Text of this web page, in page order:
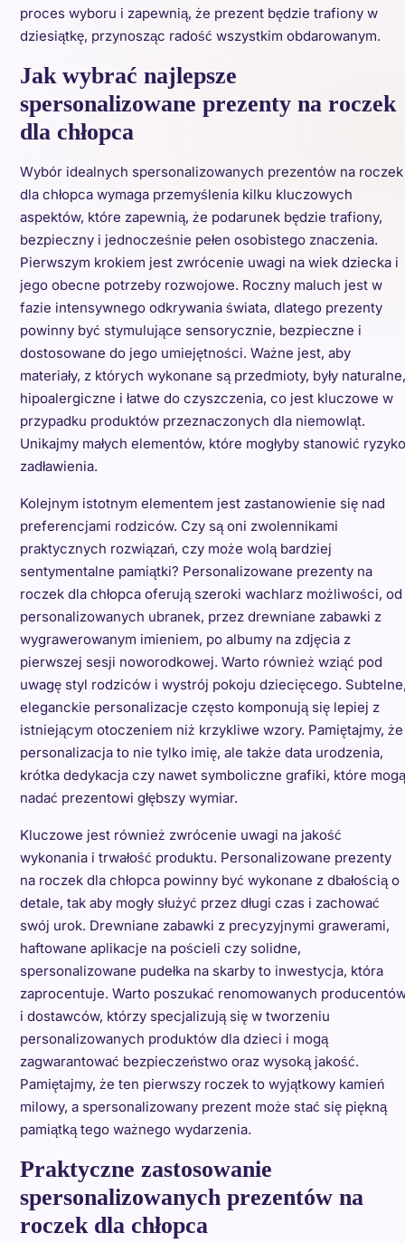
proces wyboru i zapewnią, że prezent będzie trafiony w
dziesiątkę, przynosząc radość wszystkim obdarowanym.
Jak wybrać najlepsze
spersonalizowane prezenty na roczek
dla chłopca
Wybór idealnych spersonalizowanych prezentów na roczek
dla chłopca wymaga przemyślenia kilku kluczowych
aspektów, które zapewnią, że podarunek będzie trafiony,
bezpieczny i jednocześnie pełen osobistego znaczenia.
Pierwszym krokiem jest zwrócenie uwagi na wiek dziecka i
jego obecne potrzeby rozwojowe. Roczny maluch jest w
fazie intensywnego odkrywania świata, dlatego prezenty
powinny być stymulujące sensorycznie, bezpieczne i
dostosowane do jego umiejętności. Ważne jest, aby
materiały, z których wykonane są przedmioty, były naturalne,
hipoalergiczne i łatwe do czyszczenia, co jest kluczowe w
przypadku produktów przeznaczonych dla niemowląt.
Unikajmy małych elementów, które mogłyby stanowić ryzyko
zadławienia.
Kolejnym istotnym elementem jest zastanowienie się nad
preferencjami rodziców. Czy są oni zwolennikami
praktycznych rozwiązań, czy może wolą bardziej
sentymentalne pamiątki? Personalizowane prezenty na
roczek dla chłopca oferują szeroki wachlarz możliwości, od
personalizowanych ubranek, przez drewniane zabawki z
wygrawerowanym imieniem, po albumy na zdjęcia z
pierwszej sesji noworodkowej. Warto również wziąć pod
uwagę styl rodziców i wystrój pokoju dziecięcego.
eleganckie personalizacje często komponują się lepiej z
istniejącym otoczeniem niż krzykliwe wzory. Pamiętajmy, że
personalizacja to nie tylko imię, ale także data urodzenia,
krótka dedykacja czy nawet symboliczne grafiki, które mogą
nadać prezentowi głębszy wymiar.
Kluczowe jest również zwrócenie uwagi na jakość
wykonania i trwałość produktu. Personalizowane prezenty
na roczek dla chłopca powinny być wykonane z dbałością o
detale, tak aby mogły służyć przez długi czas i zachować
swój urok. Drewniane zabawki z precyzyjnymi grawerami,
haftowane aplikacje na pościeli czy solidne,
spersonalizowane pudełka na skarby to inwestycja, która
zaprocentuje. Warto poszukać renomowanych
i dostawców, którzy specjalizują się w tworzeniu
personalizowanych produktów dla dzieci i mogą
zagwarantować bezpieczeństwo oraz wysoką jakość.
Pamiętajmy, że ten pierwszy roczek to wyjątkowy kamień
milowy, a spersonalizowany prezent może stać się piękną
pamiątką tego ważnego wydarzenia.
Praktyczne zastosowanie
spersonalizowanych prezentów na
roczek dla chłopca